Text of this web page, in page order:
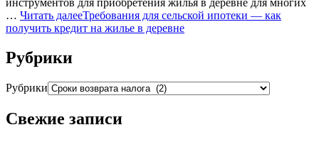
… Читать далееТребования для сельской ипотеки — как
получить кредит на жилье в деревне
Рубрики
Рубрики
Свежие записи